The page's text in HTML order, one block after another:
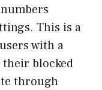
This is a
with a
their blocked
through